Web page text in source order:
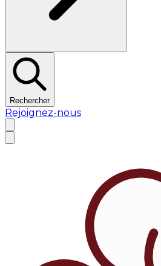
Rechercher
Rejoignez-nous